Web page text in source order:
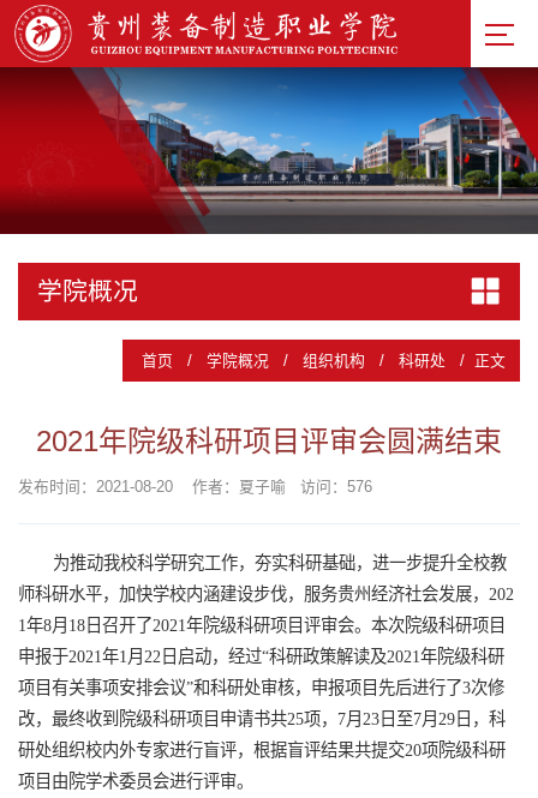
学院概况
首页 / 学院概况 / 组织机构 / 科研处 / 正文
2021年院级科研项目评审会圆满结束
发布时间：2021-08-20 作者：夏子喻 访问： 576
为推动我校科学研究工作，夯实科研基础，进一步提升全校教
师科研水平，加快学校内涵建设步伐，服务贵州经济社会发展， 202
1年8月18日召开了2021年院级科研项目评审会。本次院级科研项目
申报于2021年1月22日启动， 经过“科研政策解读及2021年院级科研
项目有关事项安排会议”和科研处审核，申报项目先后进行了3次修
改， 最终收到院级科研项目申请书共25项， 7月23日至7月29日，科
研处组织校内外专家进行盲评，根据盲评结果共提交20项院级科研
项目由院学术委员会进行评审。